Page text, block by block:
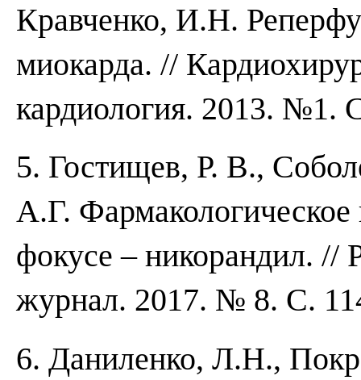
Кравченко, И.Н.
миокарда. //
кардиология. 2013. №1.
5. Гостищев, Р. В.,
А.Г.
фокусе – никорандил. //
журнал. 2017. № 8. С.
6. Даниленко, Л.Н.,